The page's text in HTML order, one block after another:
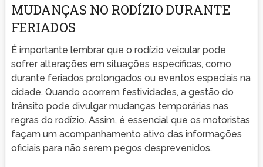
MUDANÇAS NO RODÍZIO DURANTE
FERIADOS
É importante lembrar que o rodízio veicular pode
sofrer alterações em situações específicas, como
durante feriados prolongados ou eventos especiais na
cidade. Quando ocorrem festividades, a gestão do
trânsito pode divulgar mudanças temporárias nas
regras do rodízio. Assim, é essencial que os motoristas
façam um acompanhamento ativo das informações
oficiais para não serem pegos desprevenidos.